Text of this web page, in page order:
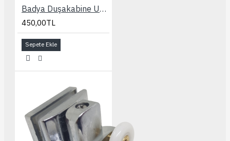
Badya Duşakabine Uyumlu Slot Ayarlı 24 mm. Rulman
450,00TL
Sepete Ekle